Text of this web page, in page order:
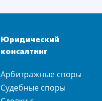
Юридический
консалтинг
Арбитражные споры
Судебные споры